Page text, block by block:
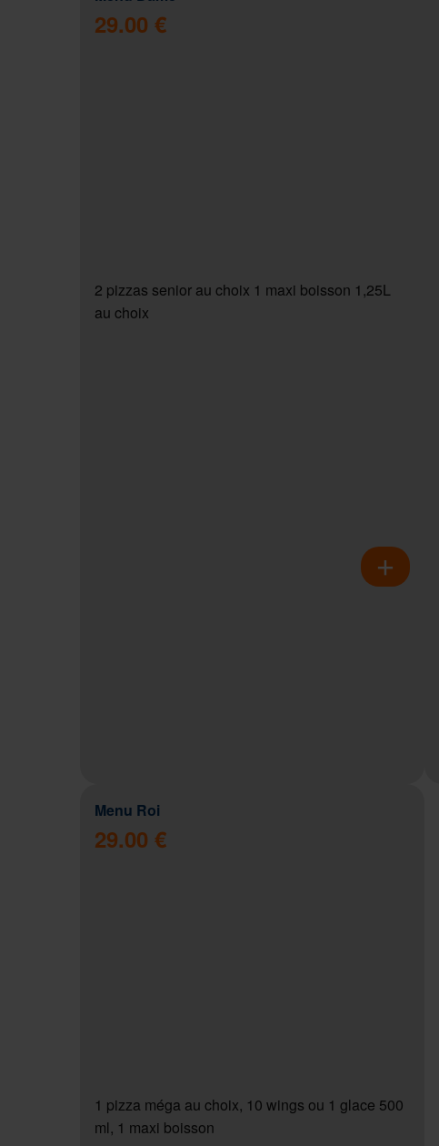
29.00 €
2 pizzas senior au choix 1 maxi boisson 1,25L
au choix
Menu Roi
29.00 €
1 pizza méga au choix, 10 wings ou 1 glace 500
ml, 1 maxi boisson